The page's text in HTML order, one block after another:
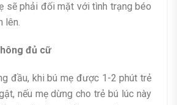
sẽ phải đối mặt với tình trạng béo
lên.
đủ cữ
đầu, khi bú mẹ được 1-2 phút trẻ
nếu mẹ dừng cho trẻ bú lúc này